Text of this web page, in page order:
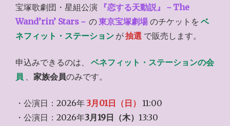
宝塚歌劇団・星組公演 『恋する天動説』－The
Wand’rin’ Stars－ の東京宝塚劇場 のチケットを ベ
ネフィット・ステーション が抽選 で販売します。
申込みできるのは、
ベネフィット・ステーションの会
員 、家族会員のみです。
・公演日：2026年 3月01日（日）
11:00
・公演日：2026年3月19日（木） 13:30